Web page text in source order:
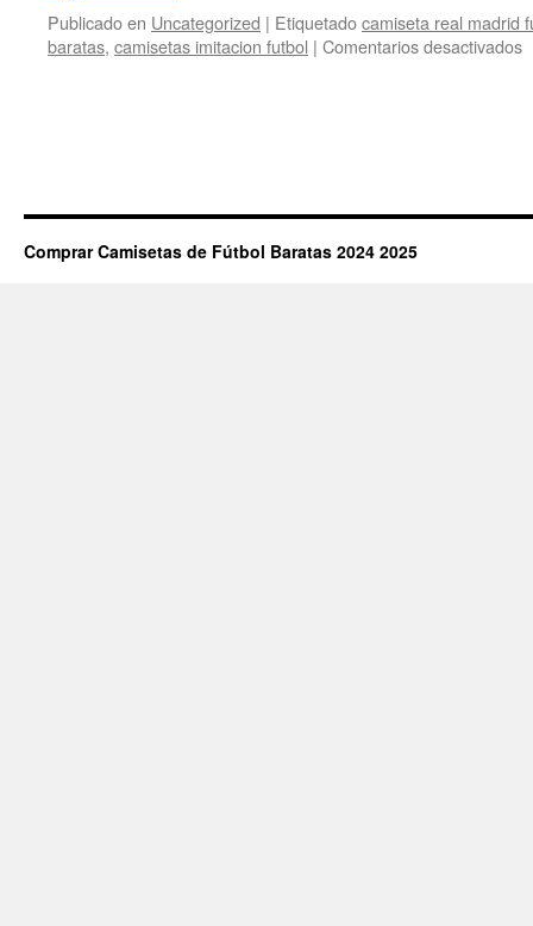
Publicado en Uncategorized | Etiquetadocamiseta real madrid
baratas, camisetas imitacion futbol | Comentarios desactivados
Comprar Camisetas de Fútbol Baratas 2024 2025